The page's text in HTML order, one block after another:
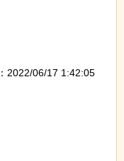
2022/06/17 1:42:05